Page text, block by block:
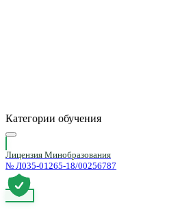
Категории обучения
Лицензия Минобразования
№ Л035-01265-18/00256787